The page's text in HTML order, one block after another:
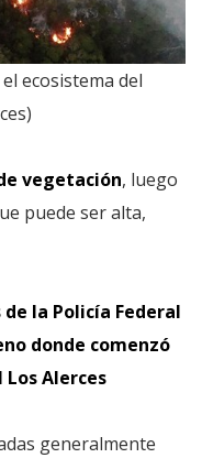
ecosistema del
vegetación, luego
puede ser alta,
la Policía Federal
donde comenzó
Alerces
generalmente